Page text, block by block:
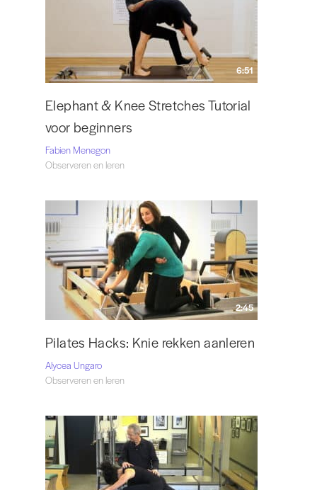
6:51
Elephant & Knee Stretches Tutorial
voor beginners
Fabien Menegon
Observeren en leren
2:45
Pilates Hacks: Knie rekken aanleren
Alycea Ungaro
Observeren en leren